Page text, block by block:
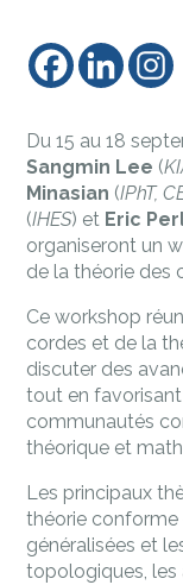
Du 15 au 18
Sangmin Lee (
Minasian (IPhT,
(IHES) et Eric
organiseront un
de la théorie des
Ce workshop
cordes et de la
discuter des
tout en
communautés
théorique et
Les principaux
théorie conforme
généralisées et
topologiques, les